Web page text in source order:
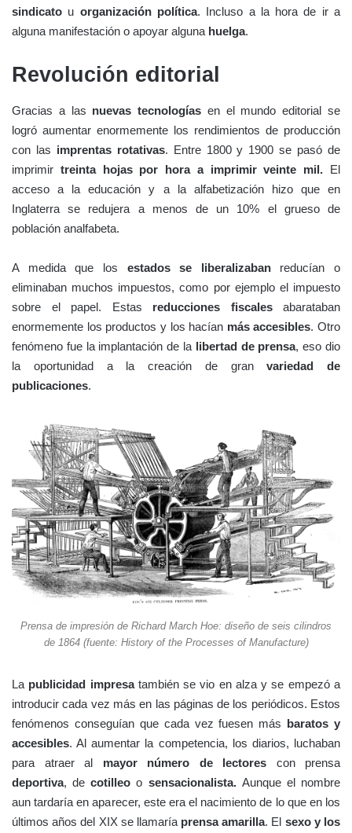
sindicato u organización política. Incluso a la hora de ir a
alguna manifestación o apoyar alguna huelga.
Revolución editorial
Gracias a las nuevas tecnologías en el mundo editorial se
logró aumentar enormemente los rendimientos de producción
con las imprentas rotativas. Entre 1800 y 1900 se pasó de
imprimir treinta hojas por hora a imprimir veinte mil. El
acceso a la educación y a la alfabetización hizo que en
Inglaterra se redujera a menos de un 10% el grueso de
población analfabeta.
A medida que los estados se liberalizaban reducían o
eliminaban muchos impuestos, como por ejemplo el impuesto
sobre el papel. Estas reducciones fiscalesabarataban
enormemente los productos y los hacían más accesibles. Otro
fenómeno fue la implantación de la libertad de prensa, eso dio
la oportunidad a la creación de granvariedad de
publicaciones.
Prensa de impresión de Richard March Hoe: diseño de seis cilindros
de 1864 (fuente: History of the Processes of Manufacture)
La publicidad impresatambién se vio en alza y se empezó a
introducir cada vez más en las páginas de los periódicos. Estos
fenómenos conseguían que cada vez fuesen más
baratos y
accesibles. Al aumentar la competencia, los diarios, luchaban
para atraer al mayor número de lectores con prensa
deportiva, decotilleo o sensacionalista.Aunque el nombre
aun tardaría en aparecer, este era el nacimiento de lo que en los
últimos años del XIX se llamaría prensa amarilla. El sexo y los